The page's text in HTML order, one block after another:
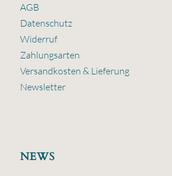
AGB
Datenschutz
Widerruf
Zahlungsarten
Versandkosten & Lieferung
Newsletter
NEWS